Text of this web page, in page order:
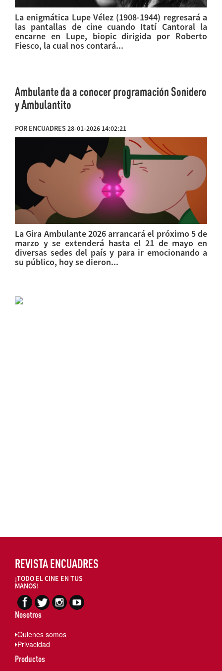
La enigmática Lupe Vélez (1908-1944) regresará a
las pantallas de cine cuando Itatí Cantoral la
encarne en Lupe, biopic dirigida por Roberto
Fiesco, la cual nos contará...
Ambulante da a conocer programación Sonidero
y Ambulantito
POR ENCUADRES 28-01-2026 14:02:21
La Gira Ambulante 2026 arrancará el próximo 5 de
marzo y se extenderá hasta el 21 de mayo en
diversas sedes del país y para ir emocionando a
su público, hoy se dieron...
REVISTA ENCUADRES
¡TODO EL CINE EN TUS
MANOS!
Nosotros
Quienes somos
Privacidad
Productos